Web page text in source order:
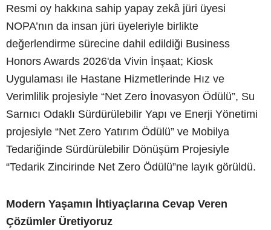
Resmi oy hakkına sahip yapay zekâ jüri üyesi
NOPA’nın da insan jüri üyeleriyle birlikte
değerlendirme sürecine dahil edildiği Business
Honors Awards 2026'da Vivin İnşaat; Kiosk
Uygulaması ile Hastane Hizmetlerinde Hız ve
Verimlilik projesiyle “Net Zero İnovasyon Ödülü”, Su
Sarnıcı Odaklı Sürdürülebilir Yapı ve Enerji Yönetimi
projesiyle “Net Zero Yatırım Ödülü” ve Mobilya
Tedariğinde Sürdürülebilir Dönüşüm Projesiyle
“Tedarik Zincirinde Net Zero Ödülü”ne layık görüldü.
Modern Yaşamın İhtiyaçlarına Cevap Veren
Çözümler Üretiyoruz